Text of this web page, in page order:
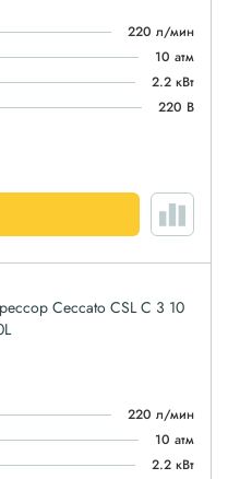
220 л/мин
10 атм
2.2 кВт
220 В
Ceccato CSL C 3 10
220 л/мин
10 атм
2.2 кВт